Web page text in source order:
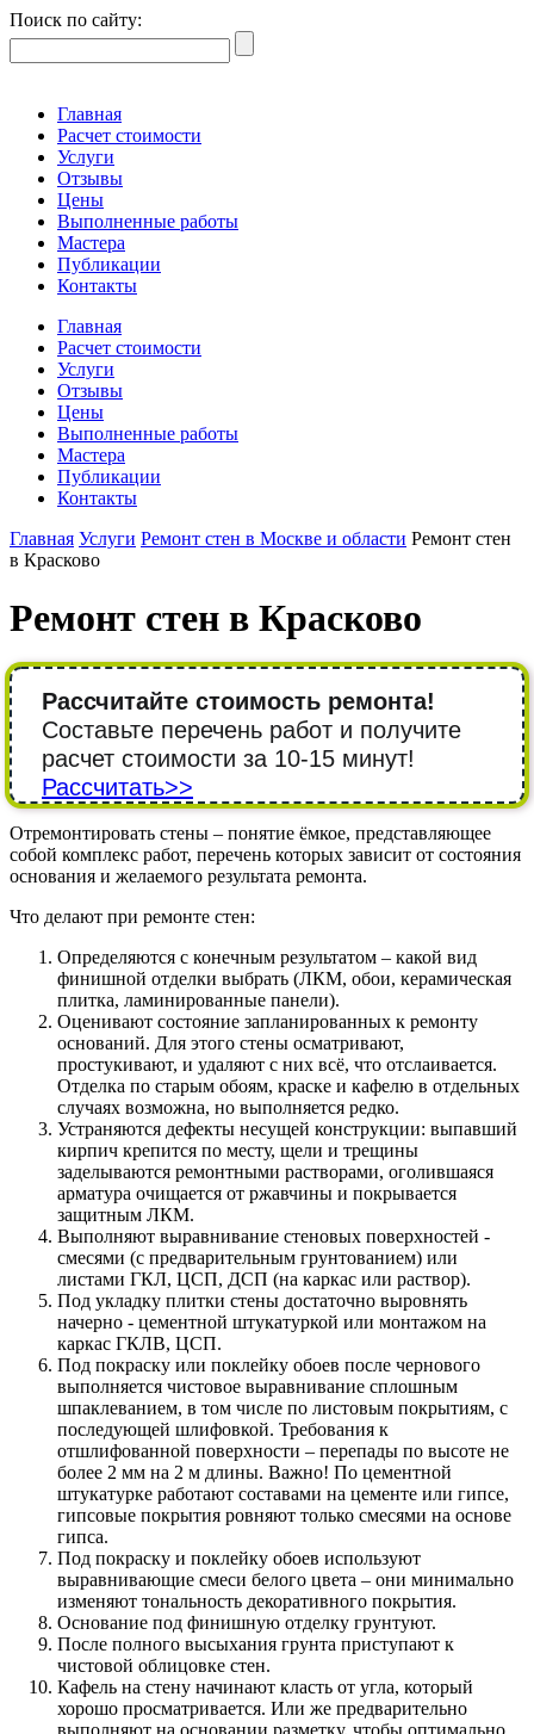
Поиск по сайту:
Главная
Расчет стоимости
Услуги
Отзывы
Цены
Выполненные работы
Мастера
Публикации
Контакты
Главная
Расчет стоимости
Услуги
Отзывы
Цены
Выполненные работы
Мастера
Публикации
Контакты
Главная Услуги Ремонт стен в Москве и области Ремонт стен
в Красково
Ремонт стен в Красково
Рассчитайте стоимость ремонта!
Составьте перечень работ и получите
расчет стоимости за 10-15 минут!
Рассчитать>>
Отремонтировать стены – понятие ёмкое, представляющее
собой комплекс работ, перечень которых зависит от состояния
основания и желаемого результата ремонта.
Что делают при ремонте стен:
Определяются с конечным результатом – какой вид
финишной отделки выбрать (ЛКМ, обои, керамическая
плитка, ламинированные панели).
Оценивают состояние запланированных к ремонту
оснований. Для этого стены осматривают,
простукивают, и удаляют с них всё, что отслаивается.
Отделка по старым обоям, краске и кафелю в отдельных
случаях возможна, но выполняется редко.
Устраняются дефекты несущей конструкции: выпавший
кирпич крепится по месту, щели и трещины
заделываются ремонтными растворами, оголившаяся
арматура очищается от ржавчины и покрывается
защитным ЛКМ.
Выполняют выравнивание стеновых поверхностей -
смесями (с предварительным грунтованием) или
листами ГКЛ, ЦСП, ДСП (на каркас или раствор).
Под укладку плитки стены достаточно выровнять
начерно - цементной штукатуркой или монтажом на
каркас ГКЛВ, ЦСП.
Под покраску или поклейку обоев после чернового
выполняется чистовое выравнивание сплошным
шпаклеванием, в том числе по листовым покрытиям, с
последующей шлифовкой. Требования к
отшлифованной поверхности – перепады по высоте не
более 2 мм на 2 м длины. Важно! По цементной
штукатурке работают составами на цементе или гипсе,
гипсовые покрытия ровняют только смесями на основе
гипса.
Под покраску и поклейку обоев используют
выравнивающие смеси белого цвета – они минимально
изменяют тональность декоративного покрытия.
Основание под финишную отделку грунтуют.
После полного высыхания грунта приступают к
чистовой облицовке стен.
Кафель на стену начинают класть от угла, который
хорошо просматривается. Или же предварительно
выполняют на основании разметку, чтобы оптимально